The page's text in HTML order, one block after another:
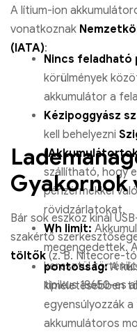
A lítium-ion
vonatkoznak
(IATA):
Nincs feladható
körülmények
akkumulátor a
Kézipoggyász
kell behelyezni
szállítható, hogy
pénzérmékkel
rövidzárlatokat.
Wh limit:
megengedettek.
keresztül történik:
tipikus 18650-es
Gyakornok
Bár sok eszköz kínál
szakértő
töltők(z. B. Nitecore-
pontosság:A
kíméletesebben
egyensúlyozzák
akkumulátoros